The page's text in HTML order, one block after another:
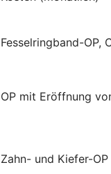
Fesselringband-OP,
OP mit Eröffnung
Zahn- und Kiefer-OP